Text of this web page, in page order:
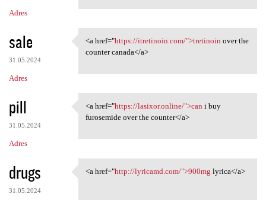
Adres
sale
31.05.2024
Adres
<a href="https://itretinoin
<a href="https://itretinoin.com/">tretinoin over the
counter canada</a>
pill
31.05.2024
Adres
<a href="https://lasixor
<a href="https://lasixor.online/">can i buy
furosemide over the counter</a>
drugs
31.05.2024
<a href="http://lyricamd.com/
<a href="http://lyricamd.com/">900mg lyrica</a>